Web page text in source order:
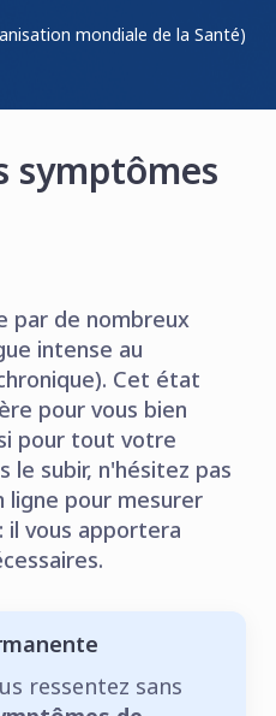
mondiale de la Santé)
symptômes
par de nombreux
intense au
Cet état
pour vous bien
pour tout votre
le subir, n'hésitez pas
pour mesurer
il vous apportera
ressentez sans